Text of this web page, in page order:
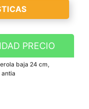
PRECIO
baja 24 cm,